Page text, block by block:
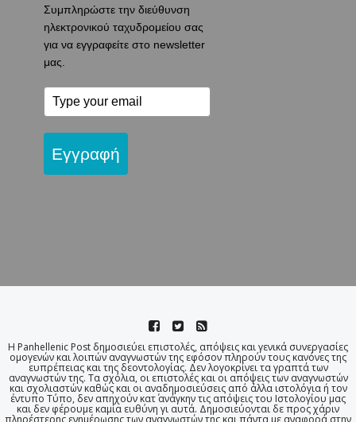
Συμπληρώστε την διεύθυνση
ηλεκτρονικού ταχυδρομείου σας
για να εγγραφείτε στο newsletter
μας.
Εγγραφή
Η Panhellenic Post δημοσιεύει επιστολές, απόψεις και γενικά συνεργασίες
ομογενών και λοιπών αναγνωστών της εφόσον πληρούν τους κανόνες της
ευπρέπειας και της δεοντολογίας. Δεν λογοκρίνει τα γραπτά των
αναγνωστών της. Τα σχόλια, οι επιστολές και οι απόψεις των αναγνωστών
και σχολιαστών καθώς και οι αναδημοσιεύσεις από άλλα ιστολόγια ή τον
έντυπο Τύπο, δεν απηχούν κατ΄ ανάγκην τις απόψεις του Ιστολογίου μας
και δεν φέρουμε καμία ευθύνη γι αυτά. Δημοσιεύονται δε προς χάριν